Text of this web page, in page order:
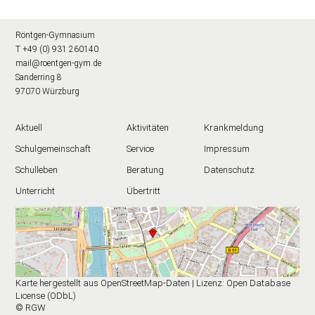
Röntgen-Gymnasium
T +49 (0) 931 260140
mail@roentgen-gym.de
Sanderring 8
97070 Würzburg
Aktuell
Schulgemeinschaft
Schulleben
Unterricht
Aktivitäten
Service
Beratung
Übertritt
Krankmeldung
Impressum
Datenschutz
Karte hergestellt aus OpenStreetMap-Daten | Lizenz: Open Database
License (ODbL)
© RGW